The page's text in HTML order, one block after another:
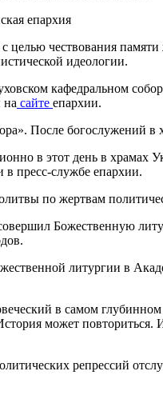
епархия
целью чествования
идеологии.
кафедральном
на сайте епархии.
После богослужений в
в этот день в
в пресс-службе епархии.
по жертвам
Божественную
литургии в
в самом
может
репрессий